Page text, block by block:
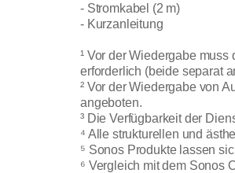
- Stromkabel (2 m)
- Kurzanleitung
¹ Vor der Wiedergabe
erforderlich (beide separat
² Vor der Wiedergabe von
angeboten.
³ Die Verfügbarkeit der
⁴ Alle strukturellen und
⁵ Sonos Produkte lassen
⁶ Vergleich mit dem Sonos